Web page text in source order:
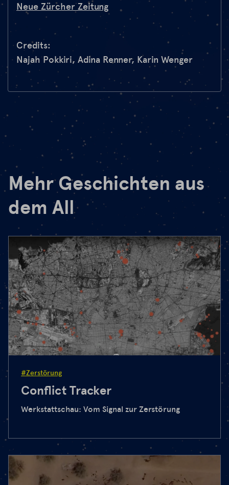
Neue Zürcher Zeitung
Credits:
Najah Pokkiri, Adina Renner, Karin Wenger
Mehr Geschichten aus
dem All
#Zerstörung
Conflict Tracker
Werkstattschau: Vom Signal zur Zerstörung